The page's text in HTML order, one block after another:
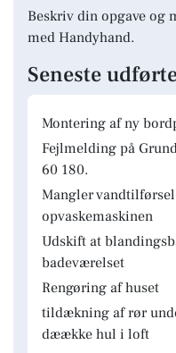
Beskriv din opgave og
med Handyhand.
Seneste
Montering af ny
Fejlmelding på
60 180.
Mangler
opvaskemaskinen
Udskift at
badeværelset
Rengøring af huset
tildækning af rør
dæække hul i loft